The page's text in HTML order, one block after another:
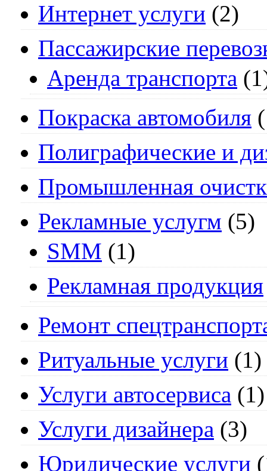
Интернет услуги (2)
Пассажирские
Аренда транспорта
Покраска автомобиля
Полиграфические и
Промышленная
Рекламные услугм (5)
SMM (1)
Рекламная продукция
Ремонт
Ритуальные услуги (1)
Услуги автосервиса (1)
Услуги дизайнера (3)
Юридические услуги